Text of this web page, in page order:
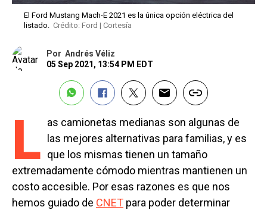
El Ford Mustang Mach-E 2021 es la única opción eléctrica del
listado. Crédito: Ford | Cortesía
Por Andrés Véliz
05 Sep 2021, 13:54 PM EDT
L as camionetas medianas son algunas de
las mejores alternativas para familias, y es
que los mismas tienen un tamaño
extremadamente cómodo mientras mantienen un
costo accesible. Por esas razones es que nos
hemos guiado de CNET para poder determinar